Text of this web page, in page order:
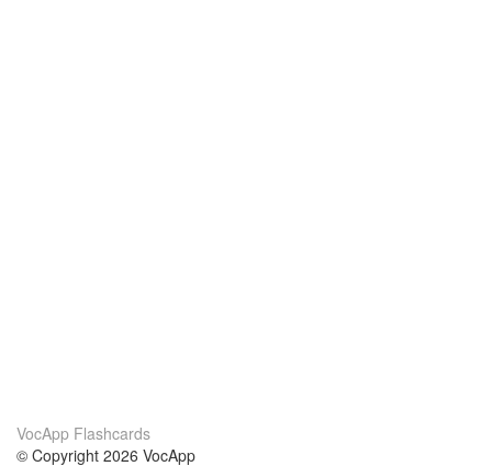
VocApp Flashcards
© Copyright 2026 VocApp